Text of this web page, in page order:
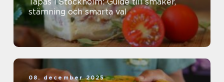
stämning och smarta val
08. december 2025